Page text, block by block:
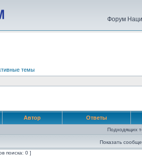
Форум
темы
Автор Ответы
Подходящих
Показать
поиска: 0 ]